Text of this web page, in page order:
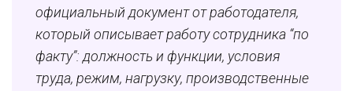
официальный документ от работодателя,
который описывает работу сотрудника “по
факту”: должность и функции, условия
труда, режим, нагрузку, производственные